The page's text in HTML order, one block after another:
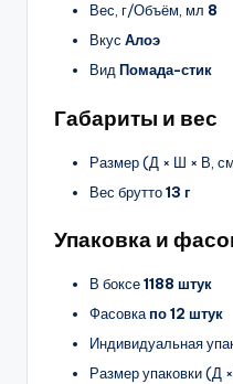
Вес, г/Объём, мл 8
Вкус Алоэ
ВидПомада-стик
Габариты и вес
Размер (Д × Ш × В,
Вес брутто13 г
Упаковка и
В боксе1188 штук
Фасовкапо 12 штук
Индивидуальная
Размер упаковки (Д